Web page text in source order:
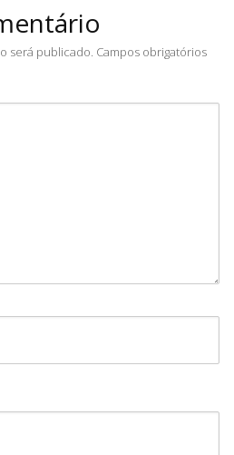
será publicado. Campos obrigatórios